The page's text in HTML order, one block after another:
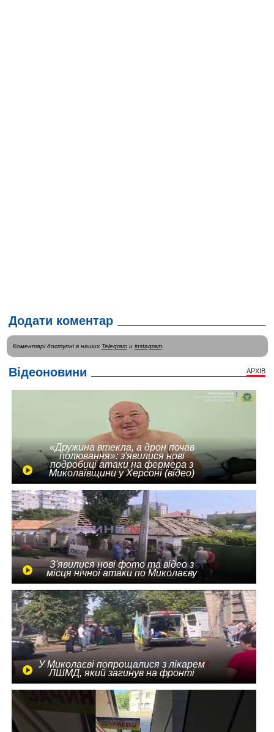
Додати коментар
Коментарі доступні в наших Telegramи instagram.
Відеоновини АРХІВ
«Дружина втекла, а дрон почав
полювання»: з'явилися нові
подробиці атаки на фермера з
Миколаївщини у Херсоні (відео)
З'явилися нові фото та відео з
місця нічної атаки по Миколаєву
У Миколаєві попрощалися з лікарем
ЛШМД, який загинув на фронті